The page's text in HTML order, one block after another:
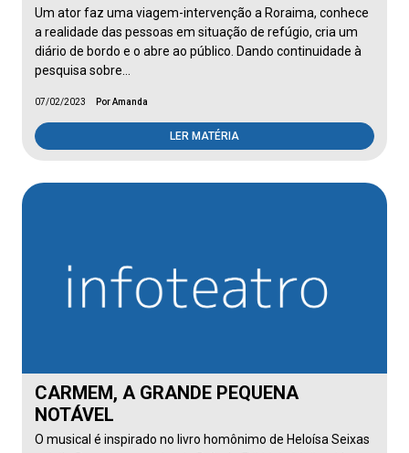
Um ator faz uma viagem-intervenção a Roraima, conhece
a realidade das pessoas em situação de refúgio, cria um
diário de bordo e o abre ao público. Dando continuidade à
pesquisa sobre…
07/02/2023 Por Amanda
LER MATÉRIA
CARMEM, A GRANDE PEQUENA
NOTÁVEL
O musical é inspirado no livro homônimo de Heloísa Seixas